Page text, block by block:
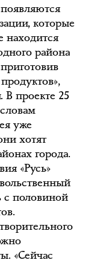
которые
находится
района
проекте 25
уже
хотят
города.
«Русь»
с половиной
«Сейчас